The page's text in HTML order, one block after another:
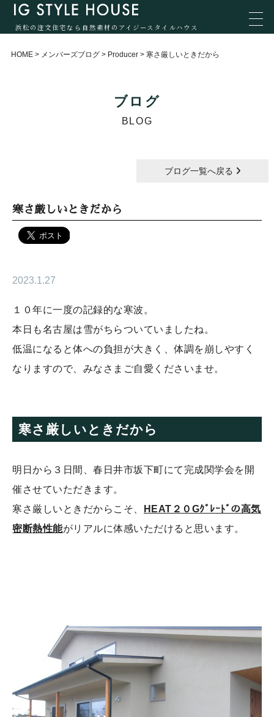
浜松の注文住宅なら自然素材のアイジースタイルハウス
HOME > メンバーズブログ > Producer > 寒さ厳しいときだから
ブログ
BLOG
ブログ一覧へ戻る
寒さ厳しいときだから
2023.1.27
１０年に一度の記録的な寒波。
本日も名古屋は雪がちらついていましたね。
低温になると体への負担が大きく、体調を崩しやすく
なりますので、みなさまご自愛くださいませ。
寒さ厳しいときだから
明日から３日間、春日井市坂下町にて完成関学会を開
催させていただきます。
寒さ厳しいときだからこそ、
HEAT２０Gｸﾞﾚｰﾄﾞの高気
密断熱性能がリアルに体感いただけると思います。